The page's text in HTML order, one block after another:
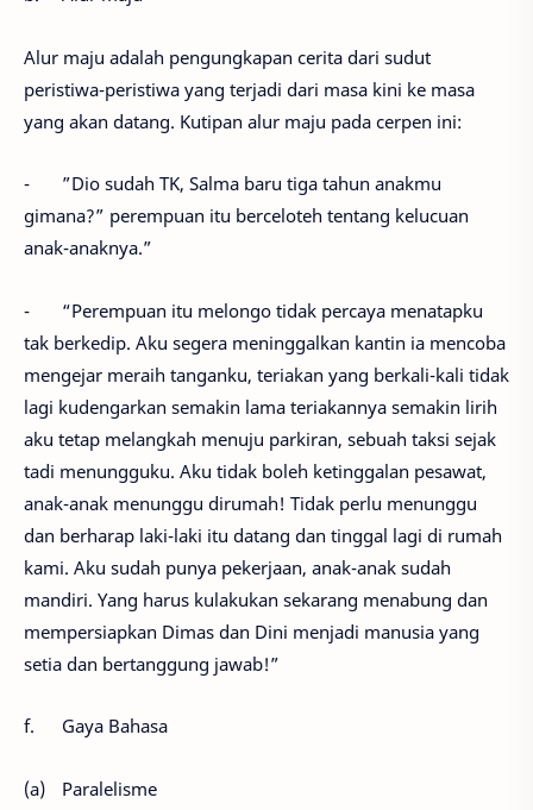
Alur maju adalah pengungkapan cerita dari sudut
peristiwa-peristiwa yang terjadi dari masa kini ke masa
yang akan datang. Kutipan alur maju pada cerpen ini:
-
”Dio sudah TK, Salma baru tiga tahun anakmu
gimana?” perempuan itu berceloteh tentang kelucuan
anak-anaknya.”
-
“Perempuan itu melongo tidak percaya menatapku
tak berkedip. Aku segera meninggalkan kantin ia mencoba
mengejar meraih tanganku, teriakan yang berkali-kali tidak
lagi kudengarkan semakin lama teriakannya semakin lirih
aku tetap melangkah menuju parkiran, sebuah taksi sejak
tadi menungguku. Aku tidak boleh ketinggalan pesawat,
anak-anak menunggu dirumah! Tidak perlu menunggu
dan berharap laki-laki itu datang dan tinggal lagi di rumah
kami. Aku sudah punya pekerjaan, anak-anak sudah
mandiri. Yang harus kulakukan sekarang menabung dan
mempersiapkan Dimas dan Dini menjadi manusia yang
setia dan bertanggung jawab!”
f. Gaya Bahasa
(a) Paralelisme